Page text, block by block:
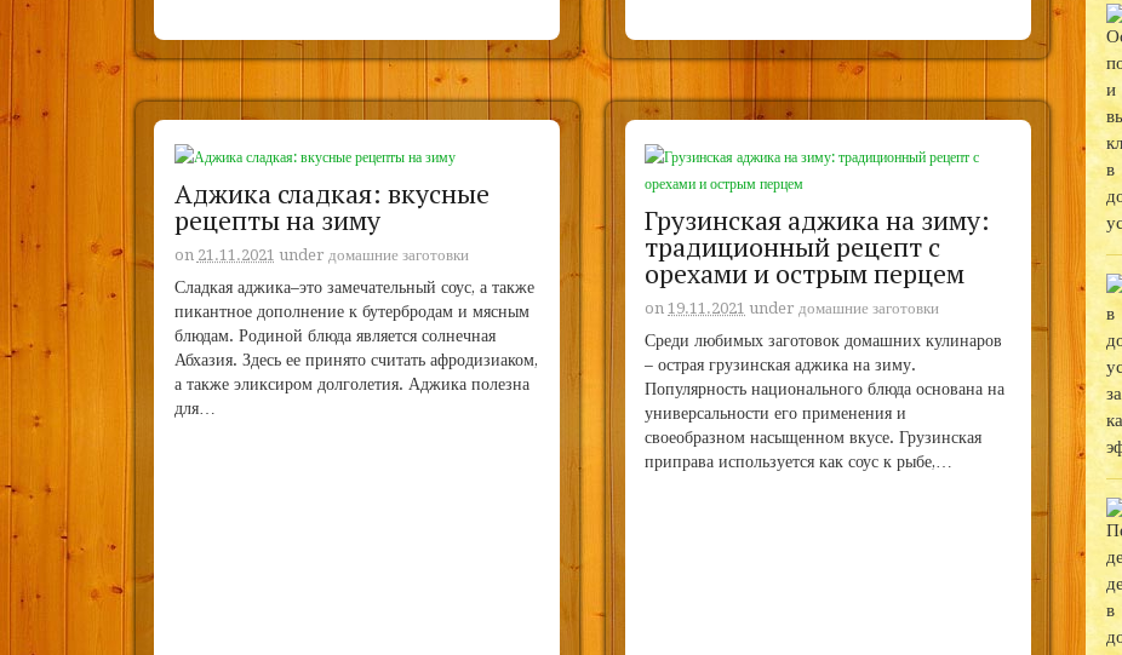
Аджика сладкая: вкусные
рецепты на зиму
on 21.11.2021 under домашние заготовки
Сладкая аджика–это замечательный соус, а также
пикантное дополнение к бутербродам и мясным
блюдам. Родиной блюда является солнечная
Абхазия. Здесь ее принято считать афродизиаком,
а также эликсиром долголетия. Аджика полезна
для…
Грузинская аджика на зиму:
традиционный рецепт с
орехами и острым перцем
on19.11.2021 under домашние заготовки
Среди любимых заготовок домашних кулинаров
– острая грузинская аджика на зиму.
Популярность национального блюда основана на
универсальности его применения и
своеобразном насыщенном вкусе. Грузинская
приправа используется как соус к рыбе,…